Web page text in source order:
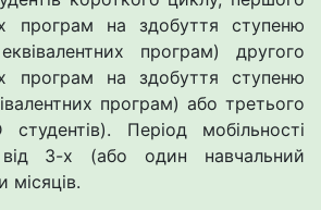
програм на здобуття ступеню
програм) другого
програм на здобуття ступеню
програм) або третього
Період мобільності
3-х (або один навчальний
місяців.